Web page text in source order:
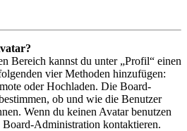
Bereich kannst du unter „Profil“ einen
vier Methoden hinzufügen:
oder Hochladen. Die Board-
ob und wie die Benutzer
Wenn du keinen Avatar benutzen
Board-Administration kontaktieren.